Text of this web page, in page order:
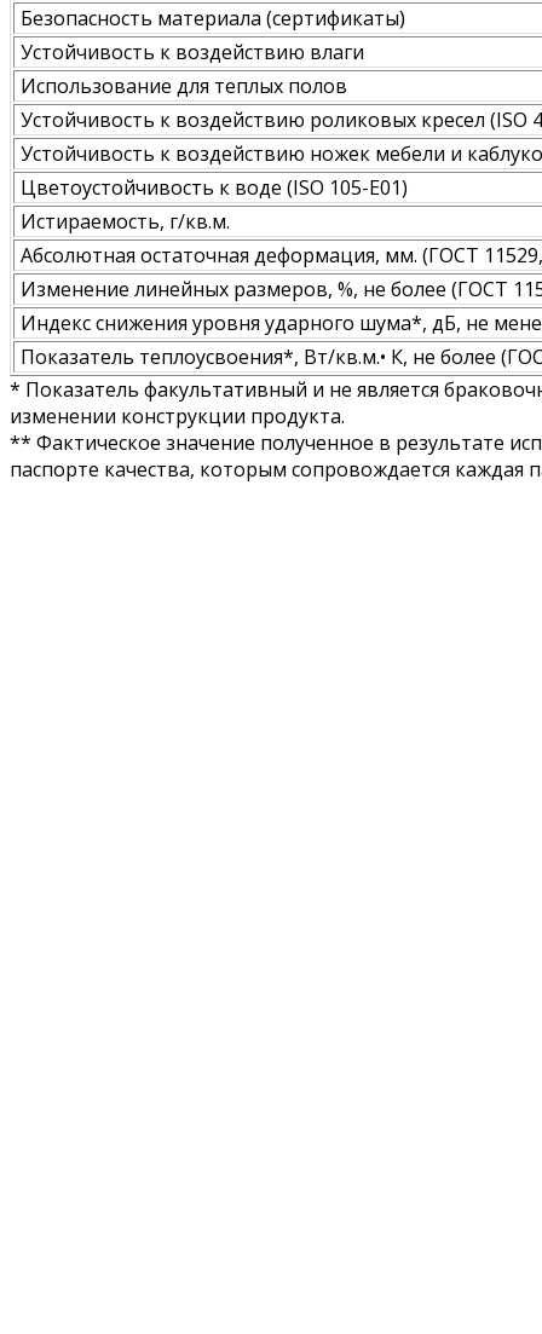
Безопасность материала (сертификаты)
Устойчивость к воздействию влаги
Использование для теплых полов
Устойчивость к воздействию роликовых кресел (ISO
Устойчивость к воздействию ножек мебели и
Цветоустойчивость к воде (ISO 105-E01)
Истираемость, г/кв.м.
Абсолютная остаточная деформация, мм. (ГОСТ
Изменение линейных размеров, %, не более (ГОСТ
Индекс снижения уровня ударного шума*, дБ, не
Показатель теплоусвоения*, Вт/кв.м.• К, не более
* Показатель факультативный и не является
изменении конструкции продукта.
** Фактическое значение полученное в результате
паспорте качества, которым сопровождается каждая